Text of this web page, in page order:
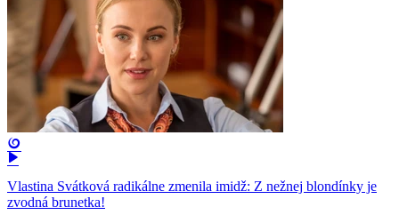
Vlastina Svátková radikálne zmenila imidž: Z nežnej blondínky je
zvodná brunetka!